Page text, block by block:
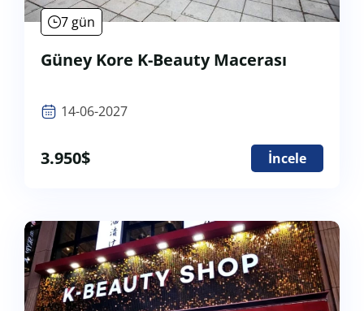
7 gün
Güney Kore K-Beauty Macerası
14-06-2027
3.950$ İncele